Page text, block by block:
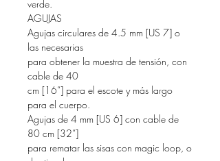
verde.
AGUJAS
Agujas circulares de 4.5 mm [US 7] o
las necesarias
para obtener la muestra de tensión, con
cable de 40
cm [16”] para el escote y más largo
para el cuerpo.
Agujas de 4 mm [US 6] con cable de
80 cm [32”]
para rematar las sisas con magic loop, o